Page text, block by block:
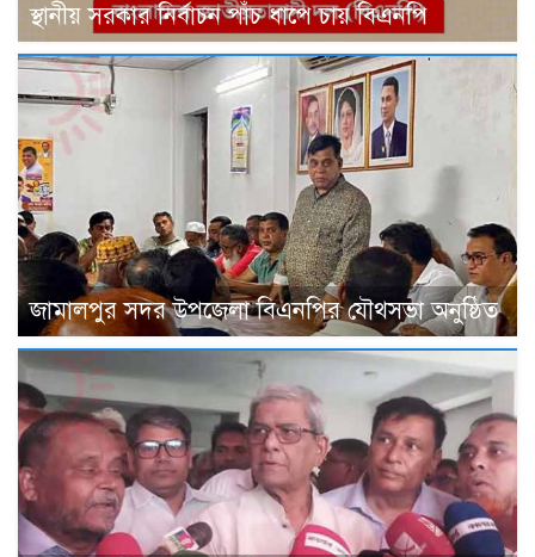
স্থানীয় সরকার নির্বাচন পাঁচ ধাপে চায় বিএনপি
জামালপুর সদর উপজেলা বিএনপির যৌথসভা অনুষ্ঠিত